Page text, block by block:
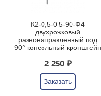
К2-0,5-0,5-90-Ф4
двухрожковый
разнонаправленный под
90° консольный кронштейн
2 250 ₽
Заказать